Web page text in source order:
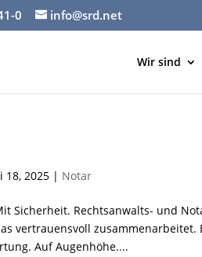
0 info@srd.net
Wir sind
18, 2025 | Notar
Sicherheit. Rechtsanwalts- und
vertrauensvoll
Auf Augenhöhe....